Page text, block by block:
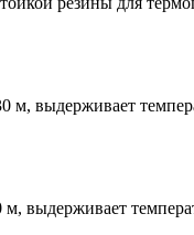
выдерживает
выдерживает